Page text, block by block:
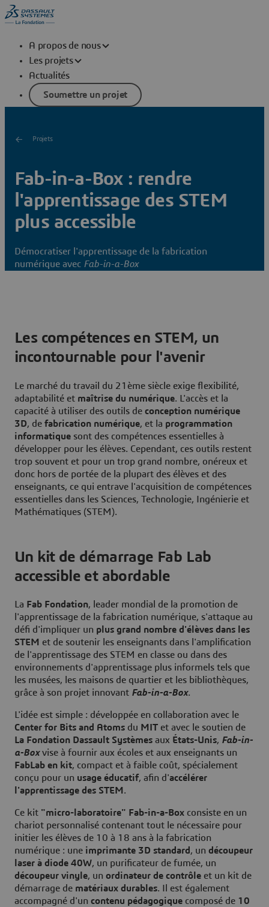
A propos de nous
Les projets
Actualités
Soumettre un projet
Projets
Fab-in-a-Box : rendre
l'apprentissage des STEM
plus accessible
Démocratiser l'apprentissage de la fabrication
numérique avec Fab-in-a-Box
Les compétences en STEM, un
incontournable pour l'avenir
Le marché du travail du 21ème siècle exige flexibilité,
adaptabilité et maîtrise du numérique. L'accès et la
capacité à utiliser des outils de conception numérique
3D, de fabrication numérique, et la programmation
informatique sont des compétences essentielles à
développer pour les élèves. Cependant, ces outils restent
trop souvent et pour un trop grand nombre, onéreux et
donc hors de portée de la plupart des élèves et des
enseignants, ce qui entrave l'acquisition de compétences
essentielles dans les Sciences, Technologie, Ingénierie et
Mathématiques (STEM).
Un kit de démarrage Fab Lab
accessible et abordable
La Fab Fondation, leader mondial de la promotion de
l'apprentissage de la fabrication numérique, s'attaque au
défi d'impliquer un plus grand nombre d'élèves dans les
STEM et de soutenir les enseignants dans l'amplification
de l'apprentissage des STEM en classe ou dans des
environnements d'apprentissage plus informels tels que
les musées, les maisons de quartier et les bibliothèques,
grâce à son projet innovant Fab-in-a-Box.
L'idée est simple : développée en collaboration avec le
Center for Bits and Atoms du MIT et avec le soutien de
La Fondation Dassault Systèmes aux États-Unis, Fab-in-
a-Boxvise à fournir aux écoles et aux enseignants un
FabLab en kit, compact et à faible coût, spécialement
conçu pour un usage éducatif, afin d'accélérer
l'apprentissage des STEM .
Ce kit "micro-laboratoire" Fab-in-a-Box consiste en un
chariot personnalisé contenant tout le nécessaire pour
initier les élèves de 10 à 18 ans à la fabrication
numérique : une imprimante 3D standard, un découpeur
laser à diode 40W, un purificateur de fumée, un
découpeur vinyle, un ordinateur de contrôle et un kit de
démarrage de matériaux durables. Il est également
accompagné d'un contenu pédagogique composé de 10